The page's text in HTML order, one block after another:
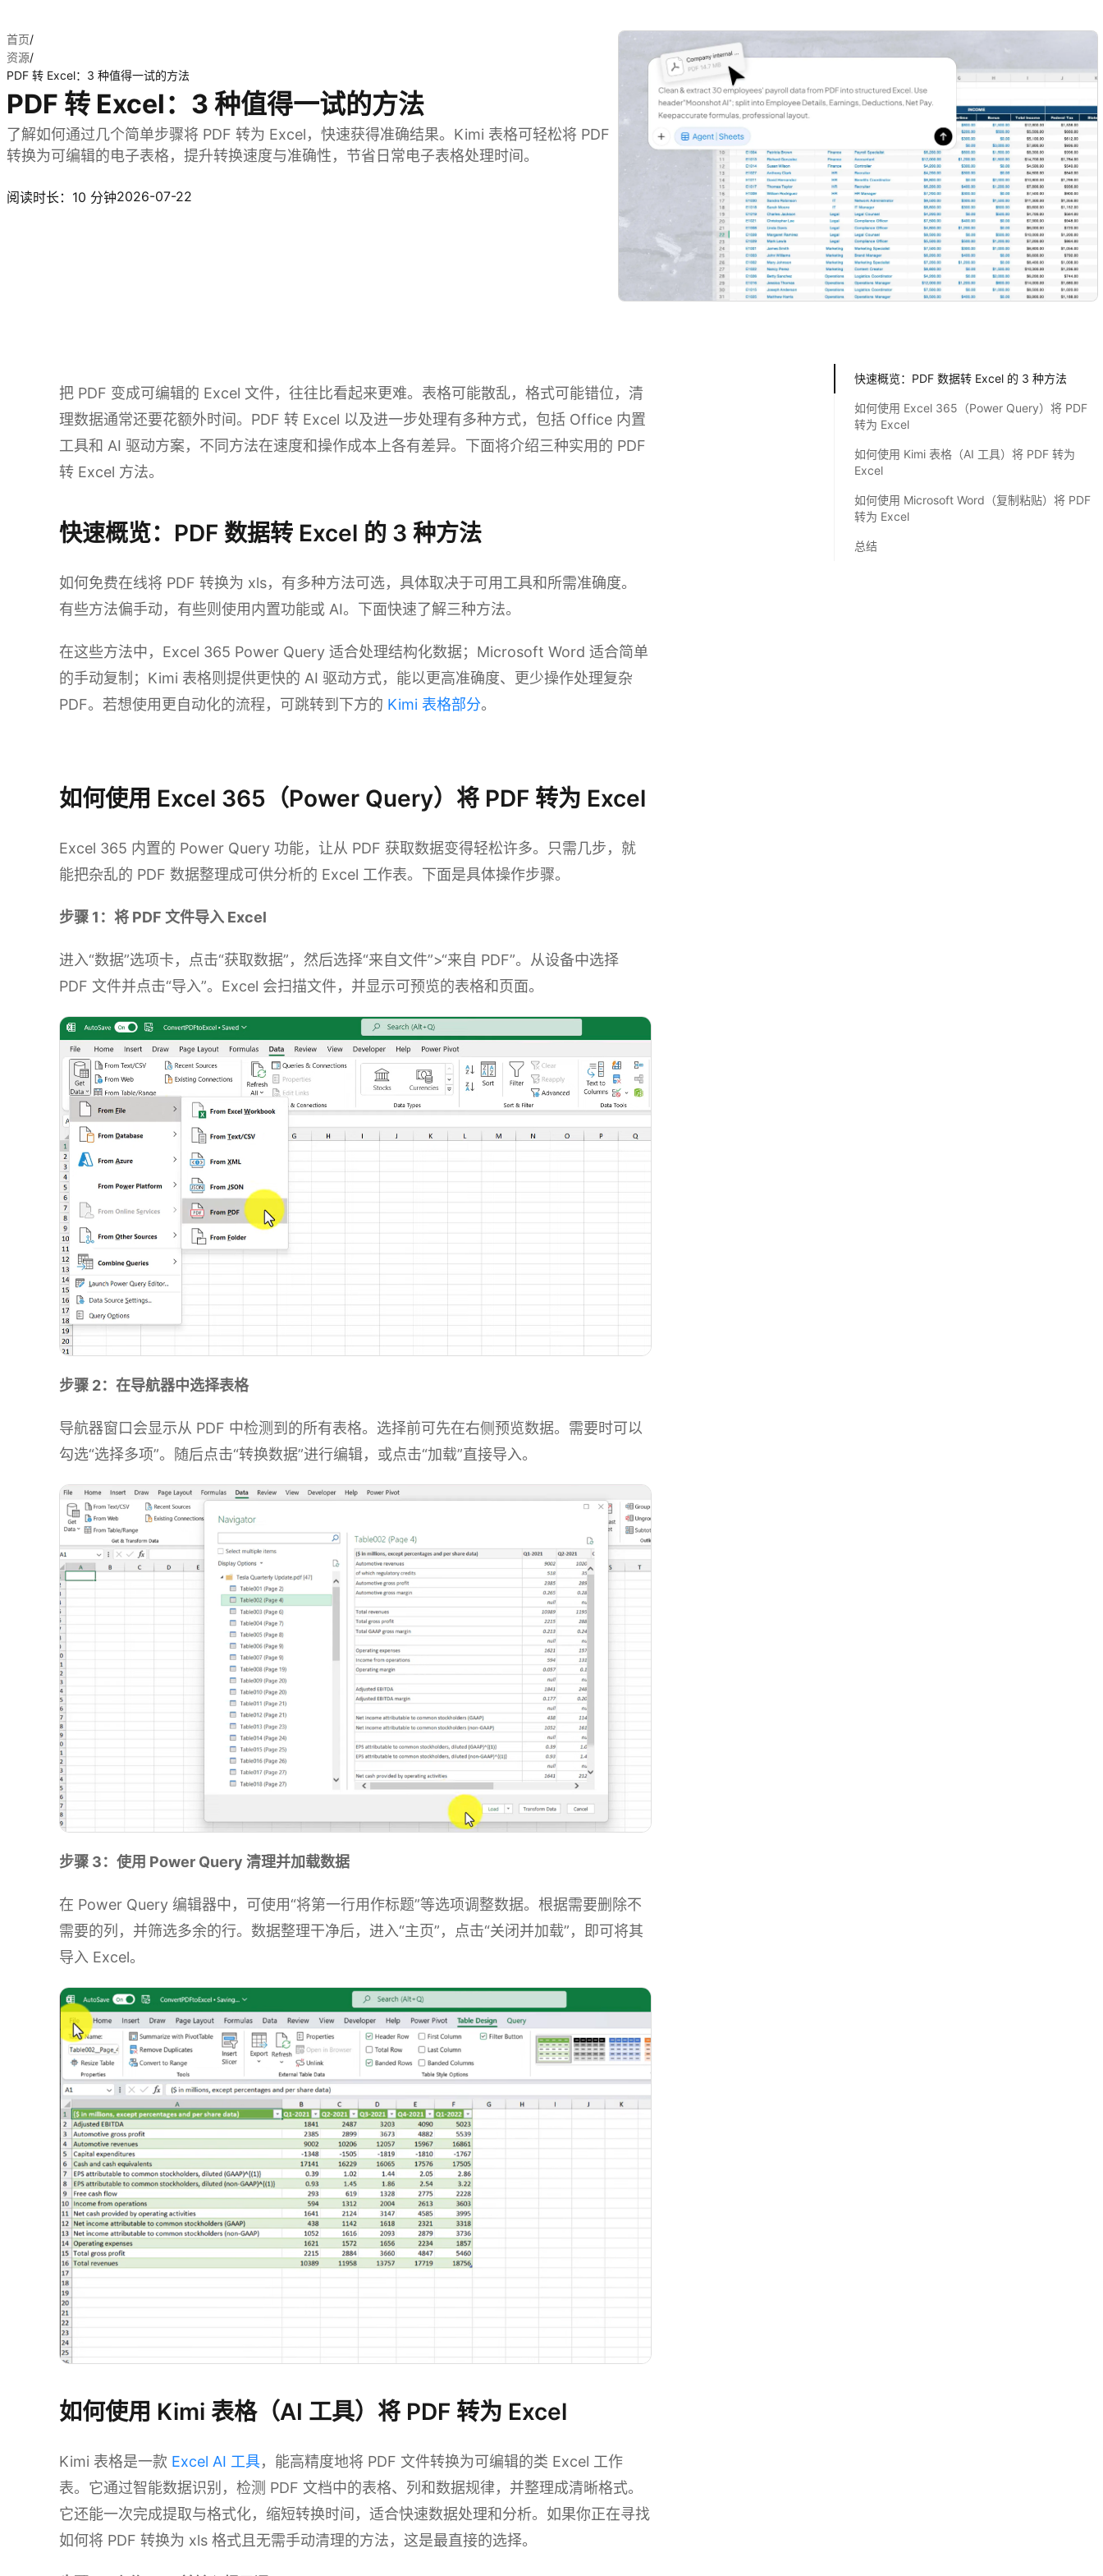
首页/
资源/
PDF 转 Excel：3 种值得一试的方法
PDF 转 Excel：3 种值得一试的方法
了解如何通过几个简单步骤将 PDF 转为 Excel，快速获得准确结果。Kimi 表格可轻松将 PDF
转换为可编辑的电子表格，提升转换速度与准确性，节省日常电子表格处理时间。
阅读时长：10 分钟2026-07-22
把 PDF 变成可编辑的 Excel 文件，往往比看起来更难。表格可能散乱，格式可能错位，清
理数据通常还要花额外时间。PDF 转 Excel 以及进一步处理有多种方式，包括 Office 内置
工具和 AI 驱动方案，不同方法在速度和操作成本上各有差异。下面将介绍三种实用的 PDF
转 Excel 方法。
快速概览：PDF 数据转 Excel 的 3 种方法
如何免费在线将 PDF 转换为 xls，有多种方法可选，具体取决于可用工具和所需准确度。
有些方法偏手动，有些则使用内置功能或 AI。下面快速了解三种方法。
在这些方法中，Excel 365 Power Query 适合处理结构化数据；Microsoft Word 适合简单
的手动复制；Kimi 表格则提供更快的 AI 驱动方式，能以更高准确度、更少操作处理复杂
PDF。若想使用更自动化的流程，可跳转到下方的 Kimi 表格部分。
如何使用 Excel 365（Power Query）将 PDF 转为 Excel
Excel 365 内置的 Power Query 功能，让从 PDF 获取数据变得轻松许多。只需几步，就
能把杂乱的 PDF 数据整理成可供分析的 Excel 工作表。下面是具体操作步骤。
步骤 1：将 PDF 文件导入 Excel
进入“数据”选项卡，点击“获取数据”，然后选择“来自文件”>“来自 PDF”。从设备中选择
PDF 文件并点击“导入”。Excel 会扫描文件，并显示可预览的表格和页面。
步骤 2：在导航器中选择表格
导航器窗口会显示从 PDF 中检测到的所有表格。选择前可先在右侧预览数据。需要时可以
勾选“选择多项”。随后点击“转换数据”进行编辑，或点击“加载”直接导入。
步骤 3：使用 Power Query 清理并加载数据
在 Power Query 编辑器中，可使用“将第一行用作标题”等选项调整数据。根据需要删除不
需要的列，并筛选多余的行。数据整理干净后，进入“主页”，点击“关闭并加载”，即可将其
导入 Excel。
如何使用 Kimi 表格（AI 工具）将 PDF 转为 Excel
Kimi 表格是一款 Excel AI 工具，能高精度地将 PDF 文件转换为可编辑的类 Excel 工作
表。它通过智能数据识别，检测 PDF 文档中的表格、列和数据规律，并整理成清晰格式。
它还能一次完成提取与格式化，缩短转换时间，适合快速数据处理和分析。如果你正在寻找
如何将 PDF 转换为 xls 格式且无需手动清理的方法，这是最直接的选择。
快速概览：PDF 数据转 Excel 的 3 种方法
如何使用 Excel 365（Power Query）将 PDF
转为 Excel
如何使用 Kimi 表格（AI 工具）将 PDF 转为
Excel
如何使用 Microsoft Word（复制粘贴）将 PDF
转为 Excel
总结